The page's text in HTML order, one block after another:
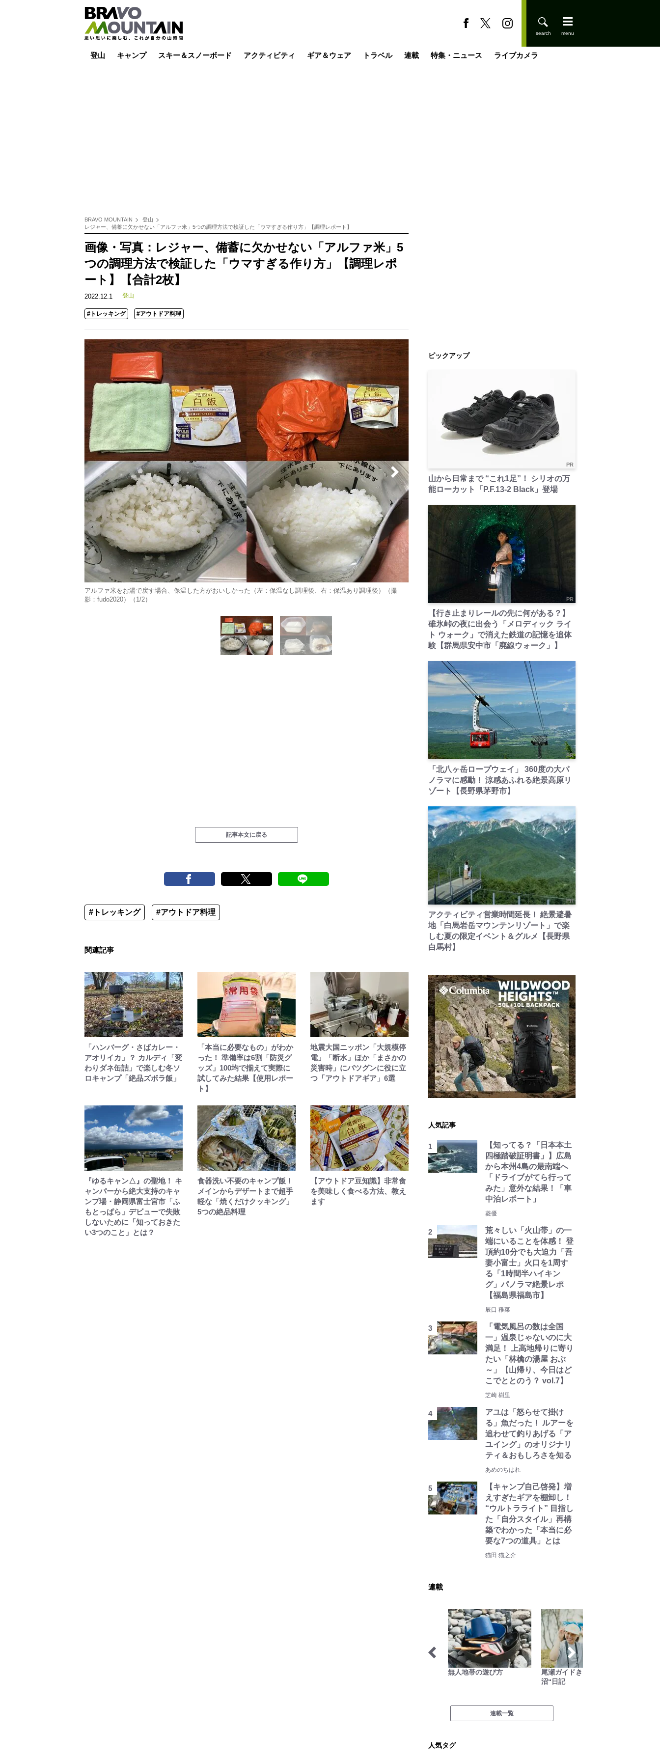
登山 キャンプ スキー＆スノーボード アクティビティ ギア＆ウェア トラベル 連載 特集・ニュース ライブカメラ
BRAVO MOUNTAIN
登山
レジャー、備蓄に欠かせない「アルファ米」5つの調理方法で検証した「ウマすぎる作り方」【調理レポート】
画像・写真：レジャー、備蓄に欠かせない「アルファ米」5
つの調理方法で検証した「ウマすぎる作り方」【調理レポ
ート】【合計2枚】
2022.12.1 登山
#トレッキング #アウトドア料理
アルファ米をお湯で戻す場合、保温した方がおいしかった（左：保温なし調理後、右：保温あり調理後）（撮
影：fudo2020）（1/2）
記事本文に戻る
#トレッキング #アウトドア料理
関連記事
「ハンバーグ・さばカレー・
アオリイカ」？ カルディ「変
わりダネ缶詰」で楽しむ冬ソ
ロキャンプ「絶品ズボラ飯」
「本当に必要なもの」がわか
った！ 準備率は6割「防災グ
ッズ」100均で揃えて実際に
試してみた結果【使用レポー
ト】
地震大国ニッポン「大規模停
電」「断水」ほか「まさかの
災害時」にバツグンに役に立
つ「アウトドアギア」6選
『ゆるキャン△』の聖地！ キ
ャンパーから絶大支持のキャ
ンプ場・静岡県富士宮市「ふ
もとっぱら」デビューで失敗
しないために「知っておきた
い3つのこと」とは？
食器洗い不要のキャンプ飯！
メインからデザートまで超手
軽な「焼くだけクッキング」
5つの絶品料理
【アウトドア豆知識】非常食
を美味しく食べる方法、教え
ます
ピックアップ
PR
山から日常まで “これ1足”！ シリオの万
能ローカット「P.F.13-2 Black」登場
PR
【行き止まりレールの先に何がある？】
碓氷峠の夜に出会う「メロディック ライ
ト ウォーク」で消えた鉄道の記憶を追体
験【群馬県安中市「廃線ウォーク」】
PR
「北八ヶ岳ロープウェイ」 360度の大パ
ノラマに感動！ 涼感あふれる絶景高原リ
ゾート【長野県茅野市】
PR
アクティビティ営業時間延長！ 絶景避暑
地「白馬岩岳マウンテンリゾート」で楽
しむ夏の限定イベント＆グルメ【長野県
白馬村】
人気記事
【知ってる？「日本本土
四極踏破証明書」】広島
から本州4島の最南端へ
「ドライブがてら行って
みた」意外な結果！「車
中泊レポート」
菱優
荒々しい「火山帯」の一
端にいることを体感！ 登
頂約10分でも大迫力「吾
妻小富士」火口を1周す
る「1時間半ハイキン
グ」パノラマ絶景レポ
【福島県福島市】
辰口 稚菜
「電気風呂の数は全国
一」温泉じゃないのに大
満足！ 上高地帰りに寄り
たい「林檎の湯屋 おぶ
～」【山帰り、今日はど
こでととのう？ vol.7】
芝崎 樹里
アユは「怒らせて掛け
る」魚だった！ ルアーを
追わせて釣りあげる「ア
ユイング」のオリジナリ
ティ＆おもしろさを知る
あめのちはれ
【キャンプ自己啓発】増
えすぎたギアを棚卸し！
“ウルトラライト” 目指し
た「自分スタイル」再構
築でわかった「本当に必
要な7つの道具」とは
猫田 猫之介
連載
無人地帯の遊び方
尾瀬ガイドきららの“おぜ
沼“日記
連載一覧
人気タグ